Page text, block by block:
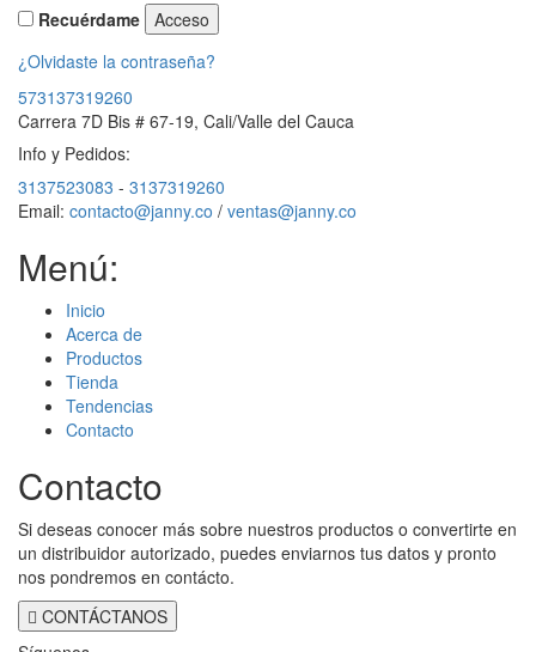
Recuérdame Acceso
¿Olvidaste la contraseña?
573137319260
Carrera 7D Bis # 67-19, Cali/Valle del Cauca
Info y Pedidos:
3137523083 - 3137319260
Email: contacto@janny.co / ventas@janny.co
Menú:
Inicio
Acerca de
Productos
Tienda
Tendencias
Contacto
Contacto
Si deseas conocer más sobre nuestros productos o convertirte en
un distribuidor autorizado, puedes enviarnos tus datos y pronto
nos pondremos en contácto.
CONTÁCTANOS